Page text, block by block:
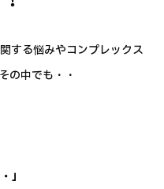
する悩みやコンプレックス
の中でも・・
」